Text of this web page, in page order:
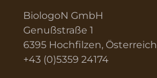
BiologoN GmbH
Genußstraße 1
6395 Hochfilzen, Österreich
+43 (0)5359 24174